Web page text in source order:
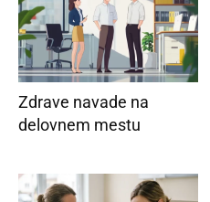
Zdrave navade na
delovnem mestu